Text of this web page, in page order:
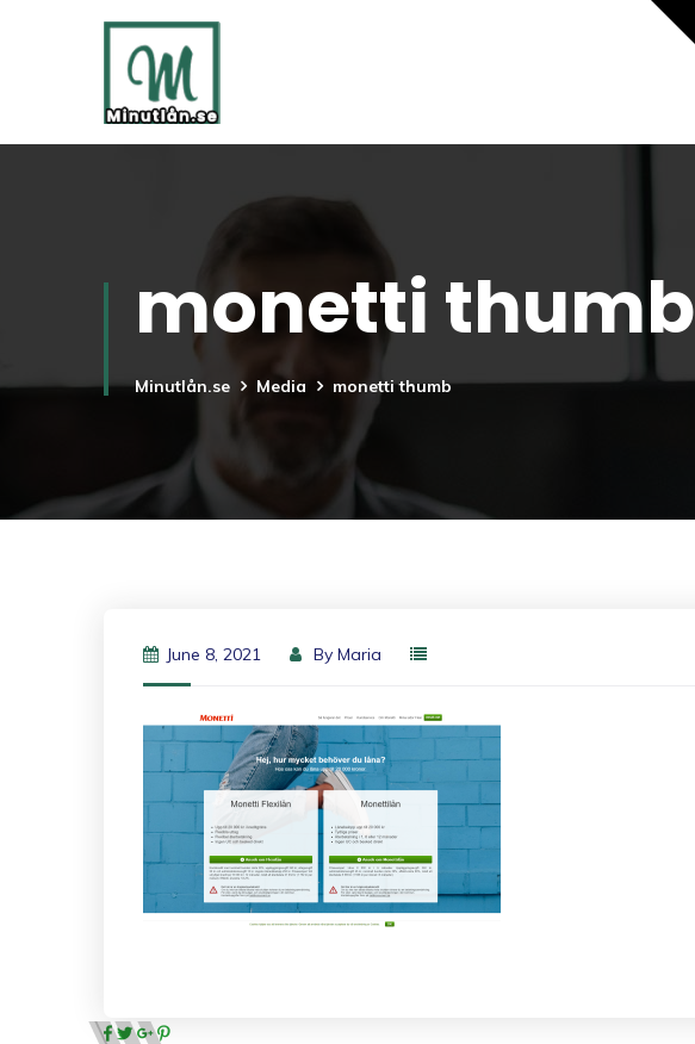
monetti thumb
Minutlån.se Media monetti thumb
June 8, 2021 By Maria